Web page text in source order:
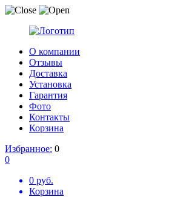
О компании
Отзывы
Доставка
Установка
Гарантия
Фото
Контакты
Корзина
Избранное: 0
0
0 руб.
Корзина